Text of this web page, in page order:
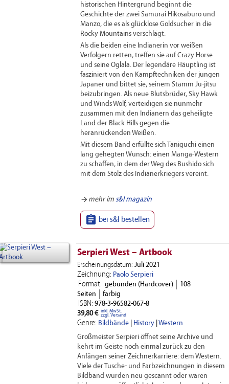
historischen Hintergrund beginnt die
Geschichte der zwei Samurai Hikosaburo und
Manzo, die es als glücklose Goldsucher in die
Rocky Mountains verschlägt.
Als die beiden eine Indianerin vor weißen
Verfolgern retten, treffen sie auf Crazy Horse
und seine Oglala. Der legendäre Häuptling ist
fasziniert von den Kampftechniken der jungen
Japaner und bittet sie, seinem Stamm Ju-jitsu
beizubringen. Als neue Blutsbrüder, Sky Hawk
und Winds Wolf, verteidigen sie nunmehr
zusammen mit den Indianern das geheiligte
Land der Black Hills gegen die
heranrückenden Weißen.
Mit diesem Band erfüllte sich Taniguchi einen
lang gehegten Wunsch: einen Manga-Western
zu schaffen, in dem der Weg des Bushido sich
mit dem Stolz des Indianerkriegers vereint.
arrow_forward mehr im s&l magazin
 bei s&l bestellen
Serpieri West – Artbook
Erscheinungsdatum: Juli 2021
Zeichnung: Paolo Serpieri
Format: gebunden (Hardcover)
108
Seiten
farbig
ISBN: 978-3-96582-067-8
39,80 € inkl. MwSt.
zzgl. Versand
Genre: Bildbände| History| Western
Großmeister Serpieri öffnet seine Archive und
kehrt im Geiste noch einmal zurück zu den
Anfängen seiner Zeichnerkarriere: dem Western.
Viele der Tusche- und Farbzeichnungen in diesem
Bildband wurden neu gescannt oder waren